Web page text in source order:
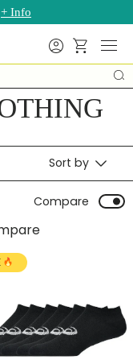
+ Info
SearchBasket
Menu
Sort by
Compare